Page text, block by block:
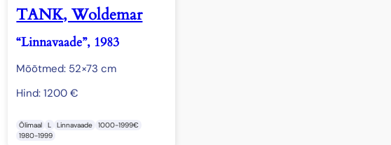
TANK, Woldemar
“Linnavaade”, 1983
Mõõtmed: 52×73 cm
Hind:1200€
Õlimaal L Linnavaade
1000-1999€
1980-1999